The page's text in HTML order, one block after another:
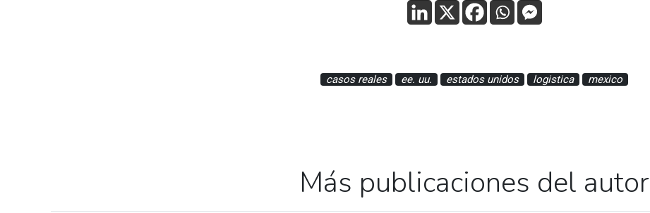
casos reales ee. uu. estados unidos logistica mexico
Más publicaciones del autor